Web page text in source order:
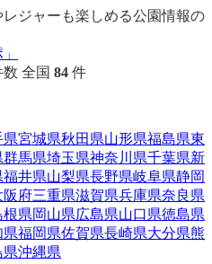
レジャーも楽しめる公園情報の
全国 84 件
県宮城県秋田県山形県福島県東
群馬県埼玉県神奈川県千葉県新
福井県山梨県長野県岐阜県静岡
阪府三重県滋賀県兵庫県奈良県
根県岡山県広島県山口県徳島県
県福岡県佐賀県長崎県大分県熊
県沖縄県